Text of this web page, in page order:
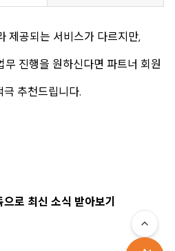
제공되는 서비스가 다르지만,
무 진행을 원하신다면 파트너 회원
극 추천드립니다.
로 최신 소식 받아보기